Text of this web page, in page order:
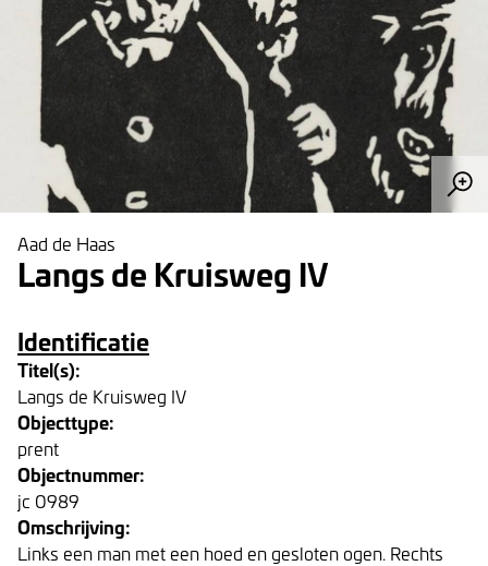
Aad de Haas
Langs de Kruisweg IV
Identificatie
Titel(s):
Langs de Kruisweg IV
Objecttype:
prent
Objectnummer:
jc 0989
Omschrijving:
Links een man met een hoed en gesloten ogen. Rechts